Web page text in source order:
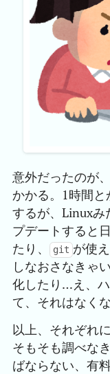
意外だったのが
かかる。1時間
するが、Linuxみ
プデートすると
たり、
git が使
しなおさなきゃ
化したり…え、
て、それはなく
以上、それぞれ
そもそも調べな
ばならない、有